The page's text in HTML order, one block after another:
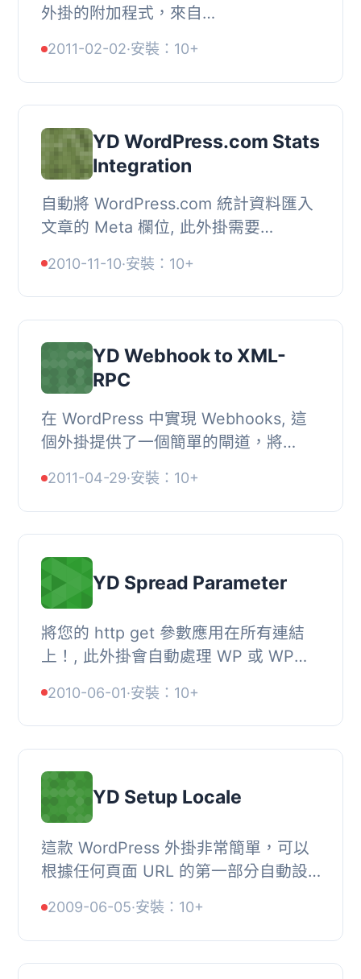
外掛的附加程式，來自
（URL）的 WPML 語言篩選器。, 可以
讓你在特定網頁中混合不同...
2011-02-02·安裝：10+
YD WordPress.com Stats
Integration
自動將 WordPress.com 統計資料匯入
文章的 Meta 欄位, 此外掛需要
您的 WordPress.com 統計資料帳號必
須啟用。, 它將自動...
2010-11-10·安裝：10+
YD Webhook to XML-
RPC
在 WordPress 中實現 Webhooks, 這
個外掛提供了一個簡單的閘道，將
RPC 調用。, WordPress 擁有非常全面
的 XML-RPC API。這個...
2011-04-29·安裝：10+
YD Spread Parameter
將您的 http get 參數應用在所有連結
上！, 此外掛會自動處理 WP 或 WP
問題。, 它會在網誌中的所有連結 URL
的末端添加給定...
2010-06-01·安裝：10+
YD Setup Locale
這款 WordPress 外掛非常簡單，可以
根據任何頁面 URL 的第一部分自動設
的 XML 標記語言屬性和用於加載正確
語言文件的內部...
2009-06-05·安裝：10+